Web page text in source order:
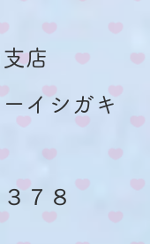
店
イシガキ
７８